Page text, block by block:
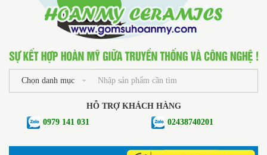
Chọn danh mục
HỖ TRỢ KHÁCH HÀNG
0979 141 031
02438740201